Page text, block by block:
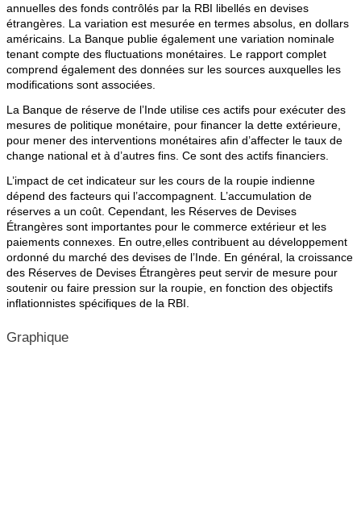
annuelles des fonds contrôlés par la RBI libellés en devises
étrangères. La variation est mesurée en termes absolus, en dollars
américains. La Banque publie également une variation nominale
tenant compte des fluctuations monétaires. Le rapport complet
comprend également des données sur les sources auxquelles les
modifications sont associées.
La Banque de réserve de l’Inde utilise ces actifs pour exécuter des
mesures de politique monétaire, pour financer la dette extérieure,
pour mener des interventions monétaires afin d’affecter le taux de
change national et à d’autres fins. Ce sont des actifs financiers.
L’impact de cet indicateur sur les cours de la roupie indienne
dépend des facteurs qui l’accompagnent. L’accumulation de
réserves a un coût. Cependant, les Réserves de Devises
Étrangères sont importantes pour le commerce extérieur et les
paiements connexes. En outre,elles contribuent au développement
ordonné du marché des devises de l’Inde. En général, la croissance
des Réserves de Devises Étrangères peut servir de mesure pour
soutenir ou faire pression sur la roupie, en fonction des objectifs
inflationnistes spécifiques de la RBI.
Graphique